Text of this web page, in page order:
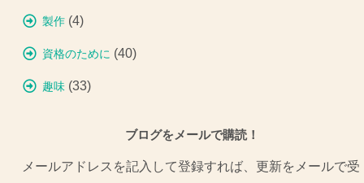
製作 (4)
資格のために (40)
趣味 (33)
ブログをメールで購読！
メールアドレスを記入して登録すれば、更新をメールで受